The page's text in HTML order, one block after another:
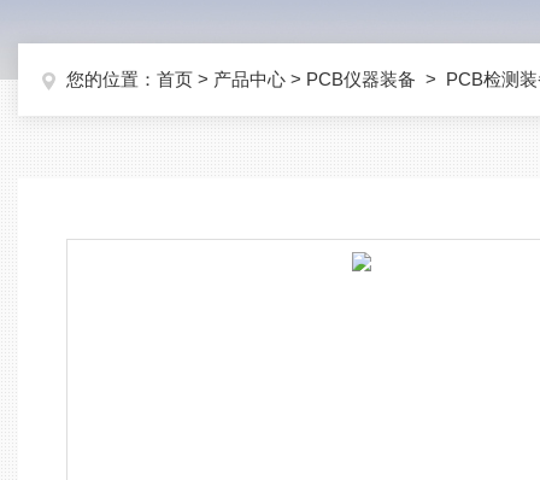
您的位置： 首页 > 产品中心 > PCB仪器装备 > PCB检测